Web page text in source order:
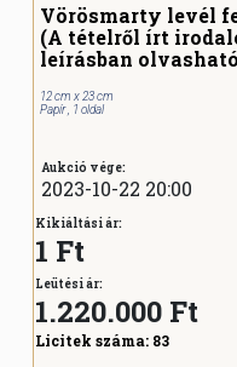
Vörösmarty levél
(A tételről írt
leírásban
12 cm x 23 cm
Papír , 1 oldal
Aukció vége:
2023-10-22 20:00
Kikiáltási ár:
1 Ft
Leütési ár:
1.220.000 Ft
Licitek száma: 83